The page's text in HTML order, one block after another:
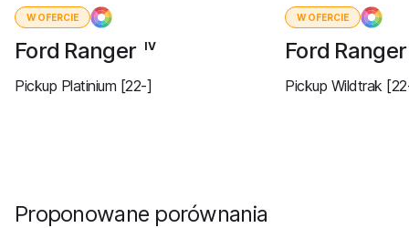
W OFERCIE
Ford Ranger IV
Pickup Platinium [22-]
W OFERCIE
Ford
Pickup Wildtrak
Proponowane porównania